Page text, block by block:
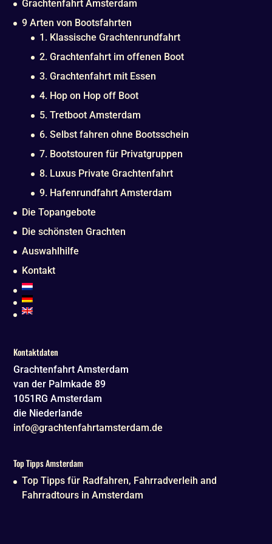
Grachtenfahrt Amsterdam
9 Arten von Bootsfahrten
1. Klassische Grachtenrundfahrt
2. Grachtenfahrt im offenen Boot
3. Grachtenfahrt mit Essen
4. Hop on Hop off Boot
5. Tretboot Amsterdam
6. Selbst fahren ohne Bootsschein
7. Bootstouren für Privatgruppen
8. Luxus Private Grachtenfahrt
9. Hafenrundfahrt Amsterdam
Die Topangebote
Die schönsten Grachten
Auswahlhilfe
Kontakt
Kontaktdaten
Grachtenfahrt Amsterdam
van der Palmkade 89
1051RG Amsterdam
die Niederlande
info@grachtenfahrtamsterdam.de
Top Tipps Amsterdam
Top Tipps für Radfahren, Fahrradverleih and
Fahrradtours in Amsterdam